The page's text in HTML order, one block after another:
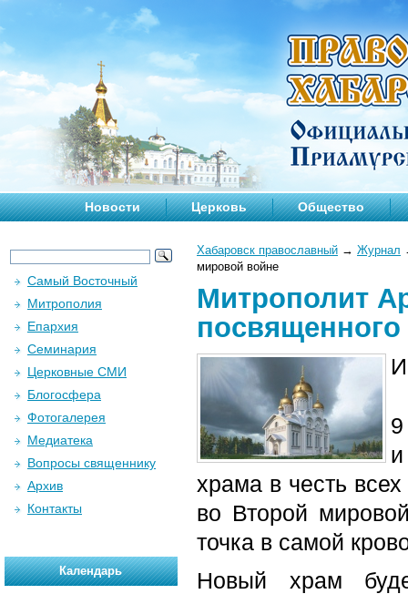
Новости Церковь Общество
Хабаровск православный → Журнал
мировой войне
Митрополит
храма в честь
во Второй
точка в самой
Новый храм
Самый Восточный
Митрополия
Епархия
Семинария
Церковные СМИ
Блогосфера
Фотогалерея
Медиатека
Вопросы священнику
Архив
Контакты
Календарь